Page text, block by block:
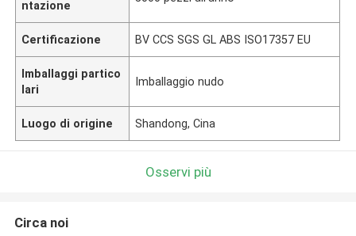
ntazione
Certificazione BV CCS SGS GL ABS ISO17357 EU
Imballaggi partico
lari
Imballaggio nudo
Luogo di origine Shandong, Cina
Osservi più
Circa noi